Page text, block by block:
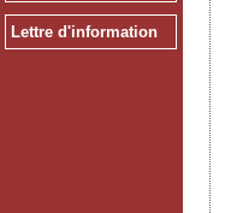
Lettre d'information